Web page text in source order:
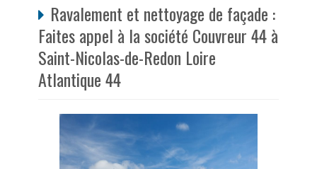
Ravalement et nettoyage de façade :
Faites appel à la société Couvreur 44 à
Saint-Nicolas-de-Redon Loire
Atlantique 44